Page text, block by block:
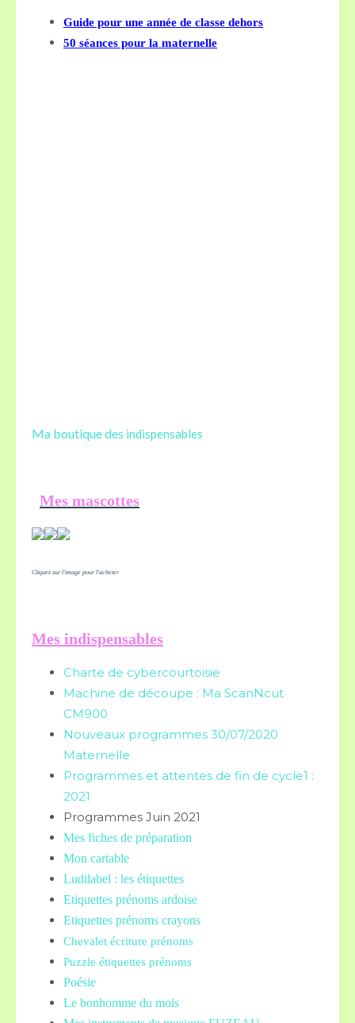
Guide pour une année de classe dehors
50 séances pour la maternelle
Ma boutique des indispensables
Mes mascottes
Cliquez sur l'image pour l'acheter
Mes indispensables
Charte de cybercourtoisie
Machine de découpe : Ma ScanNcut
CM900
Nouveaux programmes 30/07/2020
Maternelle
Programmes et attentes de fin de cycle1 :
2021
Programmes Juin 2021
Mes fiches de préparation
Mon cartable
Ludilabel : les étiquettes
Etiquettes prénoms ardoise
Etiquettes prénoms crayons
Chevalet écriture prénoms
Puzzle étiquettes prénoms
Poésie
Le bonhomme du mois